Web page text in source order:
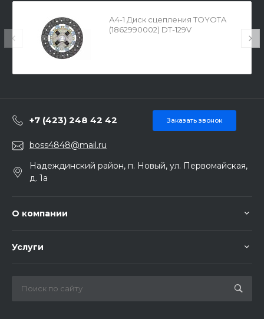
А4-1 Диск сцепления TOYOTA
(1862990002) DT-129V
+7 (423) 248 42 42 Заказать звонок
boss4848@mail.ru
Надеждинский район, п. Новый, ул. Первомайская,
д. 1а
О компании
Услуги